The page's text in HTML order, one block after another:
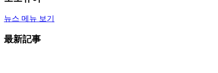
뉴스 메뉴 보기
最新記事